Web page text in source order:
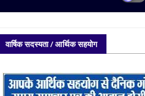
वार्षिक सदस्यता / आर्थिक सहयोग